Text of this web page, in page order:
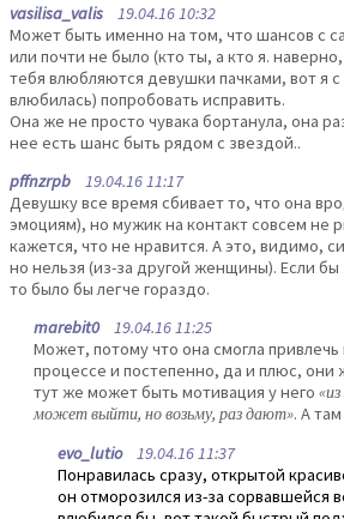
vasilisa_valis 19.04.16 10:32
Может быть именно на том, что шансов с
или почти не было (кто ты, а кто я.
тебя влюбляются девушки пачками, вот я с
влюбилась) попробовать исправить.
Она же не просто чувака бортанула, она
нее есть шанс быть рядом с звездой..
pffnzrpb 19.04.16 11:17
Девушку все время сбивает то, что она
эмоциям), но мужик на контакт совсем не
кажется, что не нравится. А это, видимо,
но нельзя (из-за другой женщины). Если бы
то было бы легче гораздо.
marebit019.04.16 11:25
Может, потому что она смогла привлечь
процессе и постепенно, да и плюс, они
тут же может быть мотивация у него
может выйти, но возьму, раз дают». А
evo_lutio19.04.16 11:37
Понравилась сразу, открытой
он отморозился из-за сорвавшейся